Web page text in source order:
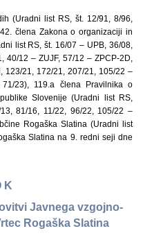
(Uradni list RS, št. 12/91, 8/96,
člena Zakona o organizaciji in
list RS, št. 16/07 – UPB, 36/08,
40/12 – ZUJF, 57/12 – ZPCP-2D,
123/21, 172/21, 207/21, 105/22 –
23), 119.a člena Pravilnika o
Slovenije (Uradni list RS,
81/16, 11/22, 96/22, 105/22 –
Rogaška Slatina (Uradni list
Slatina na 9. redni seji dne
K
Javnega vzgojno-
Rogaška Slatina